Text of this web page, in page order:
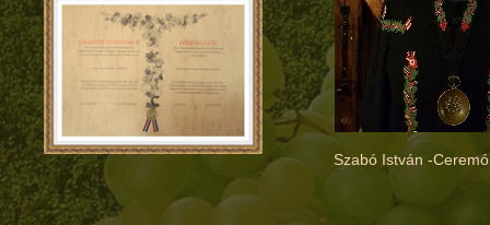
Szabó István -